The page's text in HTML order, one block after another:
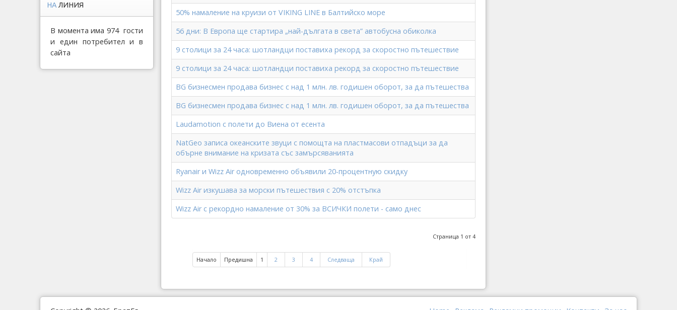
50% намаление на круизи от VIKING LINE в Балтийско море
56 дни: В Европа ще стартира „най-дългата в света” автобусна обиколка
9 столици за 24 часа: шотландци поставиха рекорд за скоростно пътешествие
9 столици за 24 часа: шотландци поставиха рекорд за скоростно пътешествие
BG бизнесмен продава бизнес с над 1 млн. лв. годишен оборот, за да пътешества
BG бизнесмен продава бизнес с над 1 млн. лв. годишен оборот, за да пътешества
Laudamotion с полети до Виена от есента
NatGeo записа океанските звуци с помощта на пластмасови отпадъци за да
обърне внимание на кризата със замърсяванията
Ryanair и Wizz Air одновременно объявили 20-процентную скидку
Wizz Air изкушава за морски пътешествия с 20% отстъпка
Wizz Air с рекордно намаление от 30% за ВСИЧКИ полети - само днес
Страница 1 от 4
Начало Предишна 1 2 3 4 Следваща Край
НА ЛИНИЯ
В момента има 974 гости
и един потребител и в
сайта